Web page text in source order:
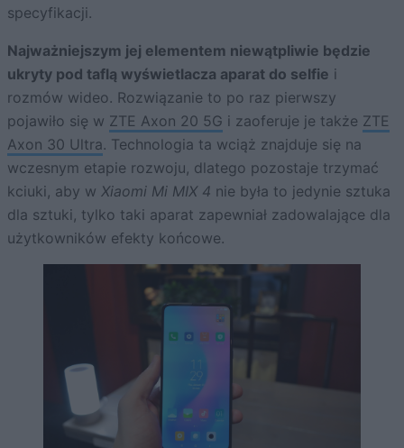
specyfikacji.
Najważniejszym jej elementem niewątpliwie będzie
ukryty pod taflą wyświetlacza aparat do selfie i
rozmów wideo. Rozwiązanie to po raz pierwszy
pojawiło się w ZTE Axon 20 5G i zaoferuje je także ZTE
Axon 30 Ultra. Technologia ta wciąż znajduje się na
wczesnym etapie rozwoju, dlatego pozostaje trzymać
kciuki, aby w Xiaomi Mi MIX 4 nie była to jedynie sztuka
dla sztuki, tylko taki aparat zapewniał zadowalające dla
użytkowników efekty końcowe.